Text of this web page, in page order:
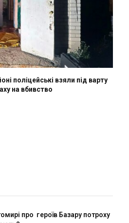
поліцейські взяли під варту
на вбивство
про героїв Базару потроху